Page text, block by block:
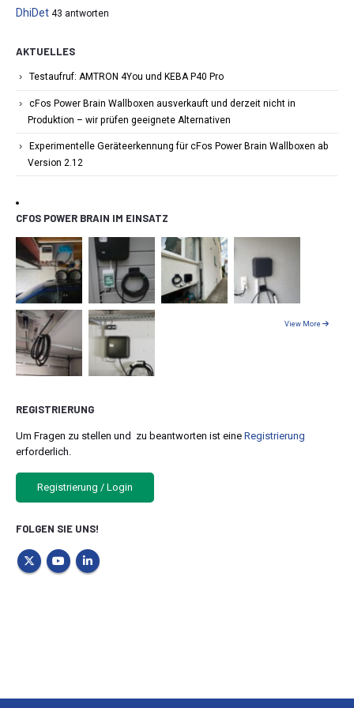
DhiDet 43 antworten
AKTUELLES
Testaufruf: AMTRON 4You und KEBA P40 Pro
cFos Power Brain Wallboxen ausverkauft und derzeit nicht in
Produktion – wir prüfen geeignete Alternativen
Experimentelle Geräteerkennung für cFos Power Brain Wallboxen ab
Version 2.12
CFOS POWER BRAIN IM EINSATZ
View More
REGISTRIERUNG
Um Fragen zu stellen und zu beantworten ist eine Registrierung
erforderlich.
Registrierung / Login
FOLGEN SIE UNS!